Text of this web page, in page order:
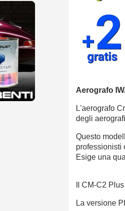
Aerografo
L'aerografo
degli
Questo
professionisti
Esige una
Il CM-C2
La versione